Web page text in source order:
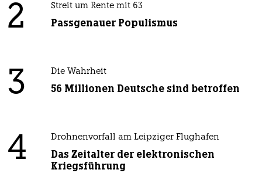
2 Streit um Rente mit 63
Passgenauer Populismus
3 Die Wahrheit
56 Millionen Deutsche sind betroffen
4 Drohnenvorfall am Leipziger Flughafen
Das Zeitalter der elektronischen
Kriegsführung